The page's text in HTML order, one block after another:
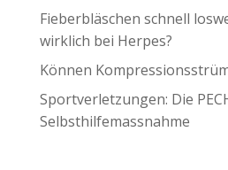
Fieberbläschen schnell
wirklich bei Herpes?
Können
Sportverletzungen: Die
Selbsthilfemassnahme